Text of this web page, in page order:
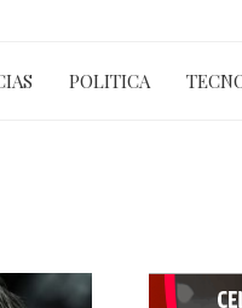
POLITICA